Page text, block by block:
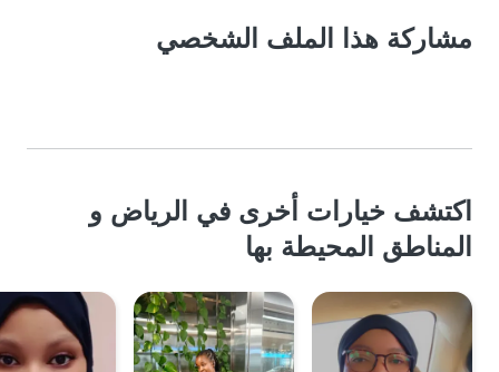
مشاركة هذا الملف الشخصي
اكتشف خيارات أخرى في الرياض و
المناطق المحيطة بها